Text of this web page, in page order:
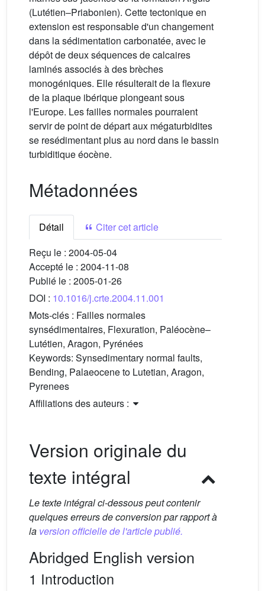
(Lutétien–Priabonien). Cette tectonique en
extension est responsable d'un changement
dans la sédimentation carbonatée, avec le
dépôt de deux séquences de calcaires
laminés associés à des brèches
monogéniques. Elle résulterait de la flexure
de la plaque ibérique plongeant sous
l'Europe. Les failles normales pourraient
servir de point de départ aux mégaturbidites
se resédimentant plus au nord dans le bassin
turbiditique éocène.
Métadonnées
Détail
Citer cet article
Reçu le : 2004-05-04
Accepté le : 2004-11-08
Publié le : 2005-01-26
DOI : 10.1016/j.crte.2004.11.001
Mots-clés : Failles normales
synsédimentaires, Flexuration, Paléocène–
Lutétien, Aragon, Pyrénées
Keywords: Synsedimentary normal faults,
Bending, Palaeocene to Lutetian, Aragon,
Pyrenees
Affiliations des auteurs :
Version originale du
texte intégral
Le texte intégral ci-dessous peut contenir
quelques erreurs de conversion par rapport à
la version officielle de l'article publié.
Abridged English version
1 Introduction